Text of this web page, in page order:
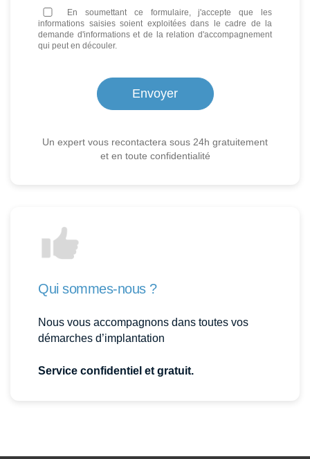
En soumettant ce formulaire, j'accepte que les
informations saisies soient exploitées dans le cadre de la
demande d'informations et de la relation d'accompagnement
qui peut en découler.
Un expert vous recontactera sous 24h gratuitement
et en toute confidentialité
Qui sommes-nous ?
Nous vous accompagnons dans toutes vos
démarches d’implantation
Service confidentiel et gratuit.